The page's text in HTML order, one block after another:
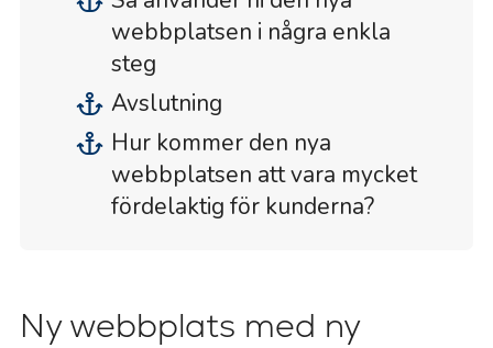
webbplatsen i några enkla
steg
Avslutning
Hur kommer den nya
webbplatsen att vara mycket
fördelaktig för kunderna?
Ny webbplats med ny